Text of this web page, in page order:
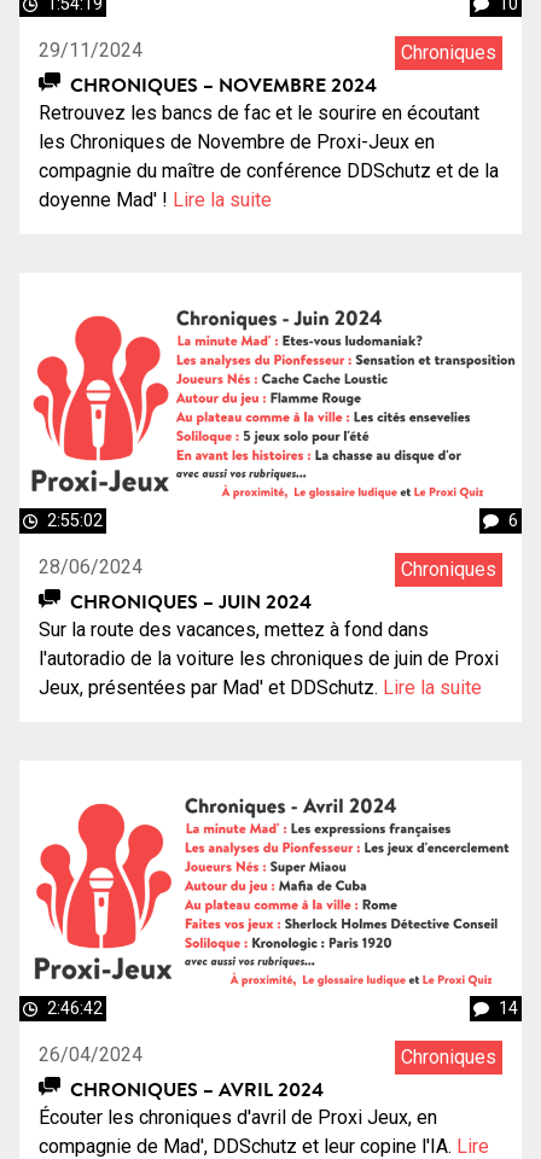
29/11/2024 Chroniques
CHRONIQUES – NOVEMBRE 2024
Retrouvez les bancs de fac et le sourire en écoutant
les Chroniques de Novembre de Proxi-Jeux en
compagnie du maître de conférence DDSchutz et de la
doyenne Mad' ! Lire la suite
2:55:02 6
28/06/2024 Chroniques
CHRONIQUES – JUIN 2024
Sur la route des vacances, mettez à fond dans
l'autoradio de la voiture les chroniques de juin de Proxi
Jeux, présentées par Mad' et DDSchutz. Lire la suite
2:46:42 14
26/04/2024 Chroniques
CHRONIQUES – AVRIL 2024
Écouter les chroniques d'avril de Proxi Jeux, en
compagnie de Mad', DDSchutz et leur copine l'IA. Lire